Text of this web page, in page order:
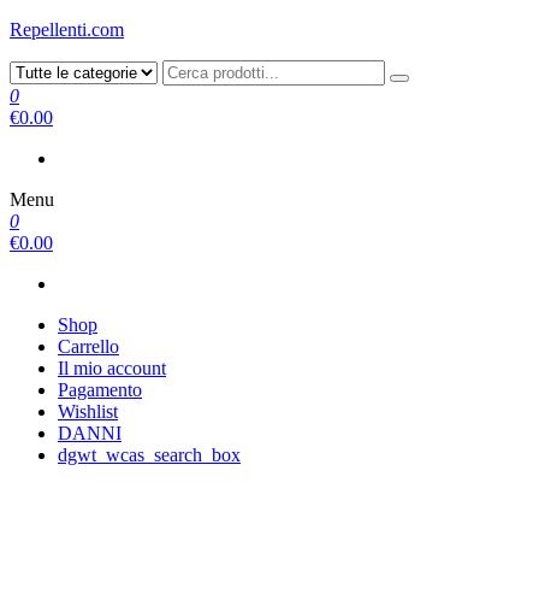
Repellenti.com
0
€0.00
Menu
0
€0.00
Shop
Carrello
Il mio account
Pagamento
Wishlist
DANNI
dgwt_wcas_search_box